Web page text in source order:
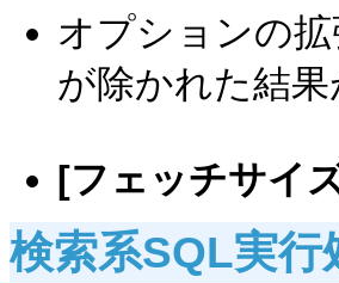
オプションの
が除かれた結
[フェッチサイ
検索系SQL実行